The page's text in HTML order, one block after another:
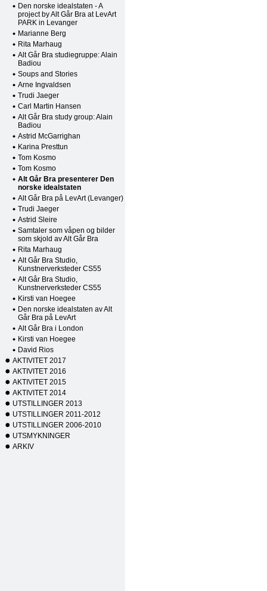
Den norske idealstaten - A
project by Alt Går Bra at LevArt
PARK in Levanger
Marianne Berg
Rita Marhaug
Alt Går Bra studiegruppe: Alain
Badiou
Soups and Stories
Arne Ingvaldsen
Trudi Jaeger
Carl Martin Hansen
Alt Går Bra study group: Alain
Badiou
Astrid McGarrighan
Karina Presttun
Tom Kosmo
Tom Kosmo
Alt Går Bra presenterer Den
norske idealstaten
Alt Går Bra på LevArt (Levanger)
Trudi Jaeger
Astrid Sleire
Samtaler som våpen og bilder
som skjold av Alt Går Bra
Rita Marhaug
Alt Går Bra Studio,
Kunstnerverksteder CS55
Alt Går Bra Studio,
Kunstnerverksteder CS55
Kirsti van Hoegee
Den norske idealstaten av Alt
Går Bra på LevArt
Alt Går Bra i London
Kirsti van Hoegee
David Rios
AKTIVITET 2017
AKTIVITET 2016
AKTIVITET 2015
AKTIVITET 2014
UTSTILLINGER 2013
UTSTILLINGER 2011-2012
UTSTILLINGER 2006-2010
UTSMYKNINGER
ARKIV